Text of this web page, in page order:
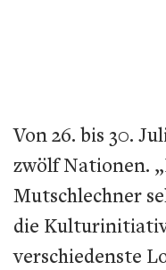
Von 26. bis 30.
zwölf Nationen.
Mutschlechner
die
verschiedenste